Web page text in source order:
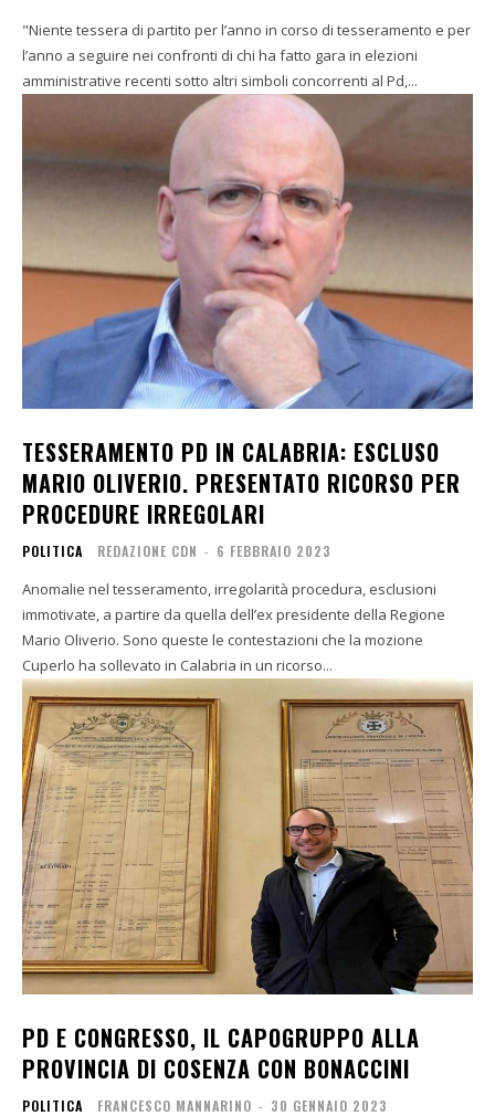
"Niente tessera di partito per l’anno in corso di tesseramento e per
l’anno a seguire nei confronti di chi ha fatto gara in elezioni
amministrative recenti sotto altri simboli concorrenti al Pd,...
TESSERAMENTO PD IN CALABRIA: ESCLUSO
MARIO OLIVERIO. PRESENTATO RICORSO PER
PROCEDURE IRREGOLARI
POLITICA REDAZIONE CDN - 6 FEBBRAIO 2023
Anomalie nel tesseramento, irregolarità procedura, esclusioni
immotivate, a partire da quella dell’ex presidente della Regione
Mario Oliverio. Sono queste le contestazioni che la mozione
Cuperlo ha sollevato in Calabria in un ricorso...
PD E CONGRESSO, IL CAPOGRUPPO ALLA
PROVINCIA DI COSENZA CON BONACCINI
POLITICA FRANCESCO MANNARINO - 30 GENNAIO 2023